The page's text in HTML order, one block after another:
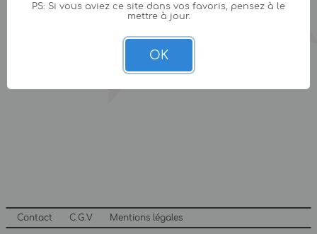
Contact C.G.V Mentions légales
PS: Si vous aviez ce site dans vos favoris, pensez à le
mettre à jour.
OK